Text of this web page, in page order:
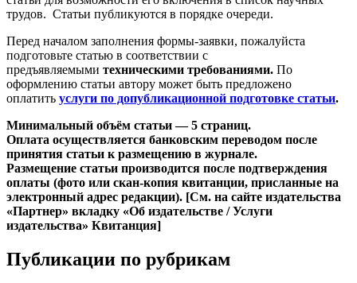
трудов. Статьи публикуются в порядке очереди.
Перед началом заполнения формы-заявки, пожалуйста
подготовьте статью в соответствии с
предъявляемыми техническими требованиями. По
оформлению статьи автору может быть предложено
оплатить услуги по допубликационной подготовке статьи.
Минимальный объём статьи — 5 страниц.
Оплата осуществляется банковским переводом после
принятия статьи к размещению в журнале.
Размещение статьи производится после подтверждения
оплаты (фото или скан-копия квитанции, присланные на
электронный адрес редакции). [См. на сайте издательства
«Партнер» вкладку «Об издательстве / Услуги
издательства» Квитанция]
Публикации по рубрикам